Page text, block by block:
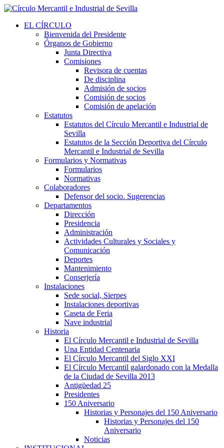
EL CÍRCULO
Bienvenida del Presidente
Órganos de Gobierno
Junta Directiva
Comisiones
Revisora de cuentas
De disciplina
Admisión de socios
Comisión de socios
Comisión de apelación
Estatutos
Estatutos del Círculo Mercantil e Industrial de
Sevilla
Estatutos de la Sección Deportiva del Círculo
Mercantil e Industrial de Sevilla
Formularios y Normativas
Formularios
Normativas
Colaboradores
Defensor del socio. Sugerencias
Departamentos
Dirección
Presidencia
Administración
Actividades Culturales y Sociales y
Comunicación
Deportes
Mantenimiento
Conserjería
Instalaciones
Sede social, Sierpes
Instalaciones deportivas
Caseta de Feria
Nave industrial
Historia
El Círculo Mercantil e Industrial de Sevilla
Una Entidad Centenaria
El Círculo Mercantil del Siglo XXI
El Círculo Mercantil galardonado con la Medalla
de la Ciudad de Sevilla 2013
Antigüedad 25
Presidentes
150 Aniversario
Historias y Personajes del 150 Aniversario
Historias y Personajes del 150
Aniversario
Noticias